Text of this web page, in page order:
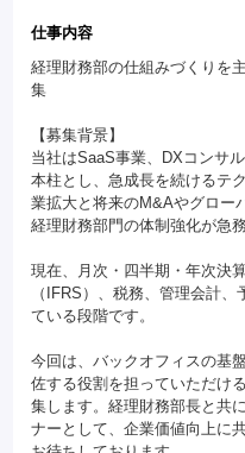
仕事内容
経理財務部の仕組みづくりを
集
【募集背景】
当社はSaaS事業、DXコンサ
本柱とし、急成長を続けるテ
業拡大と将来のM&Aやグロー
経理財務部門の体制強化が急
現在、月次・四半期・年次決
（IFRS）、税務、管理会計
ている段階です。
今回は、バックオフィスの基
佐する役割を担っていただけ
集します。経理財務部長と共
ナーとして、企業価値向上に